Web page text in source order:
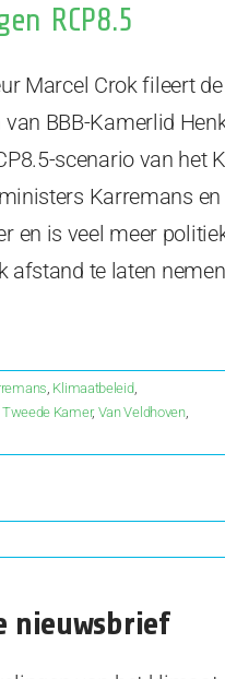
RCP8.5
Marcel Crok fileert
BBB-Kamerlid
scenario van het
Karremans en
en is veel meer
afstand te laten
, Klimaatbeleid,
Tweede Kamer, Van Veldhoven,
nieuwsbrief